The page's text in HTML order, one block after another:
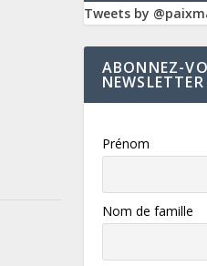
Tweets by
ABONNEZ-
NEWSLETTER
Prénom
Nom de famille